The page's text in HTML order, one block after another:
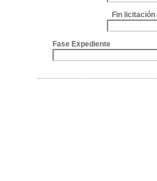
Fin
Fase Expediente